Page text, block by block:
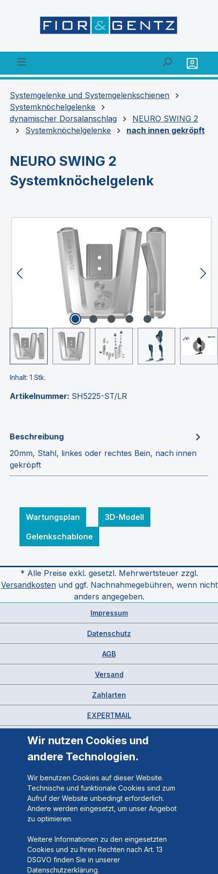
Systemgelenke und Systemgelenkschienen
Systemknöchelgelenke
dynamischer Dorsalanschlag
NEURO SWING 2
Systemknöchelgelenke
nach innen gekröpft
NEURO SWING 2
Systemknöchelgelenk
Inhalt: 1 Stk.
Artikelnummer: SH5225-ST/LR
Beschreibung
20mm, Stahl, linkes oder rechtes Bein, nach innen
gekröpft
Wartungsplan
3D-Modell
Gelenkschablone
* Alle Preise exkl. gesetzl. Mehrwertsteuer zzgl.
Versandkostenund ggf. Nachnahmegebühren, wenn nicht
anders angegeben.
Impressum
Datenschutz
AGB
Versand
Zahlarten
EXPERTMAIL
Wir nutzen Cookies und
andere Technologien.
Wir benutzen Cookies auf dieser Website.
Technische und funktionale Cookies sind zum
Aufruf der Website unbedingt erforderlich.
Andere werden eingesetzt, um unser Angebot
zu optimieren.
Weitere Informationen zu den eingesetzten
Cookies und zu Ihren Rechten nach Art. 13
DSGVO finden Sie in unserer
Datenschutzerklärung.